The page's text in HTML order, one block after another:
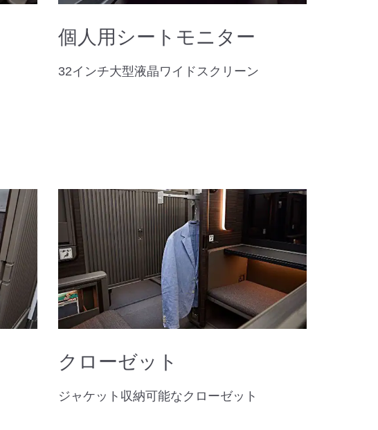
個人用シートモニター
32インチ大型液晶ワイドスクリーン
クローゼット
ジャケット収納可能なクローゼット